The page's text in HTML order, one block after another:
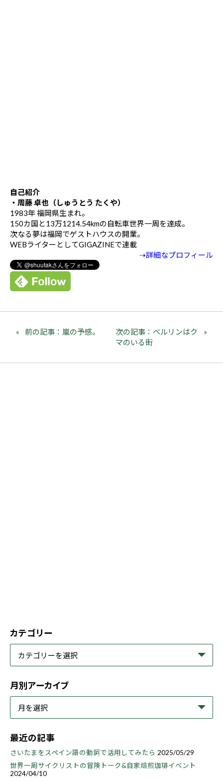
自己紹介
・周藤 卓也（しゅうとう たくや）
1983年 福岡県生まれ。
150カ国と13万1214.54kmの自転車世界一周を達成。
次なる夢は福岡でゲストハウスの開業。
WEBライターとしてGIGAZINEで連載
⇢詳細なプロフィール
前の記事：嵐の予感。
次の記事：ベルリンはク
マのいる街
カテゴリー
月別アーカイブ
最近の記事
さいたまをスペイン語の動詞で活用してみたら 2025/05/29
世界一周サイクリストの冒険トーク&自家焙煎珈琲イベント
2024/04/10